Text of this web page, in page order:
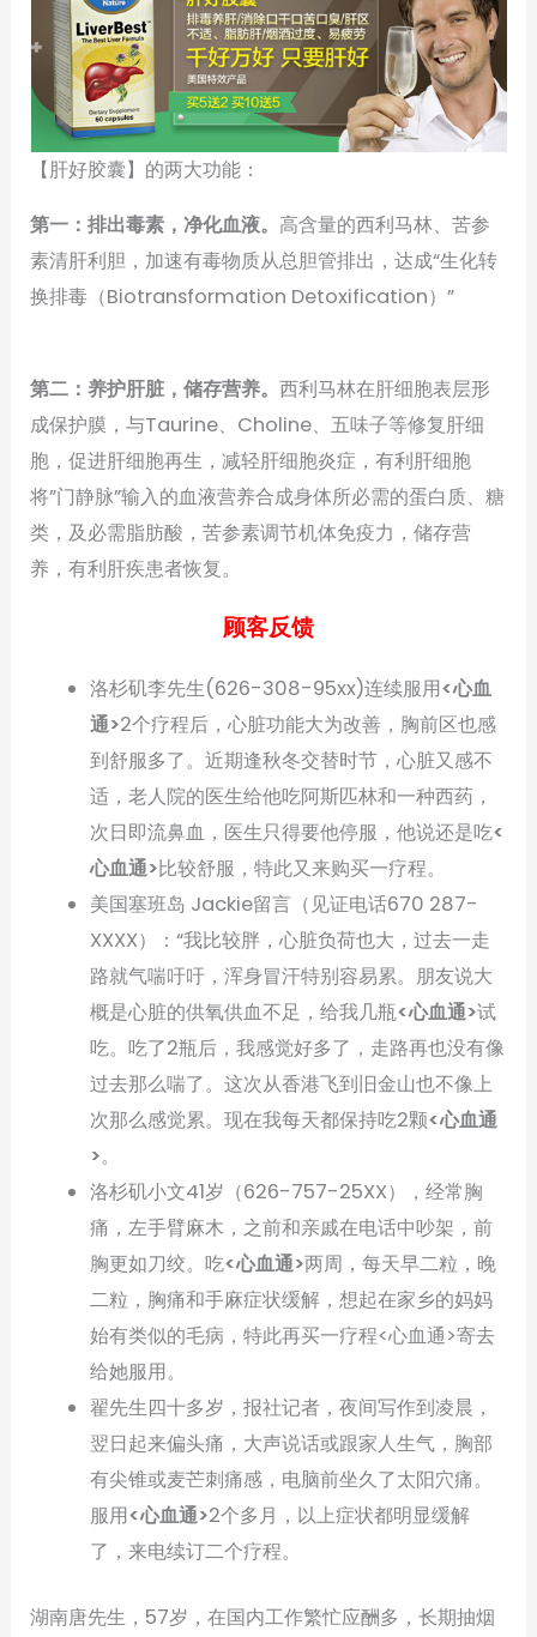
【肝好胶囊】的两大功能：
第一：排出毒素，净化血液。高含量的西利马林、苦参
素清肝利胆，加速有毒物质从总胆管排出，达成“生化转
换排毒（Biotransformation Detoxification）”
第二：养护肝脏，储存营养。西利马林在肝细胞表层形
成保护膜，与Taurine、Choline、五味子等修复肝细
胞，促进肝细胞再生，减轻肝细胞炎症，有利肝细胞
将”门静脉”输入的血液营养合成身体所必需的蛋白质、糖
类，及必需脂肪酸，苦参素调节机体免疫力，储存营
养，有利肝疾患者恢复。
顾客反馈
洛杉矶李先生(626-308-95xx)连续服用<心血
通>2个疗程后，心脏功能大为改善，胸前区也感
到舒服多了。近期逢秋冬交替时节，心脏又感不
适，老人院的医生给他吃阿斯匹林和一种西药，
次日即流鼻血，医生只得要他停服，他说还是吃<
心血通>比较舒服，特此又来购买一疗程。
美国塞班岛 Jackie留言（见证电话670 287-
XXXX）：“我比较胖，心脏负荷也大，过去一走
路就气喘吁吁，浑身冒汗特别容易累。朋友说大
概是心脏的供氧供血不足，给我几瓶<心血通>试
吃。吃了2瓶后，我感觉好多了，走路再也没有像
过去那么喘了。这次从香港飞到旧金山也不像上
次那么感觉累。现在我每天都保持吃2颗<心血通
>。
洛杉矶小文41岁（626-757-25XX），经常胸
痛，左手臂麻木，之前和亲戚在电话中吵架，前
胸更如刀绞。吃<心血通>两周，每天早二粒，晚
二粒，胸痛和手麻症状缓解，想起在家乡的妈妈
始有类似的毛病，特此再买一疗程<心血通>寄去
给她服用。
翟先生四十多岁，报社记者，夜间写作到凌晨，
翌日起来偏头痛，大声说话或跟家人生气，胸部
有尖锥或麦芒刺痛感，电脑前坐久了太阳穴痛。
服用<心血通>2个多月，以上症状都明显缓解
了，来电续订二个疗程。
湖南唐先生，57岁，在国内工作繁忙应酬多，长期抽烟